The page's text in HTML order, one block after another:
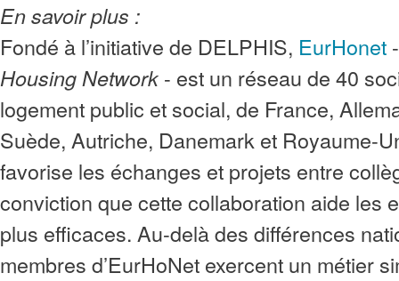
En savoir plus :
Fondé à l’initiative de DELPHIS, EurHonet
Housing Network - est un réseau de 40
logement public et social, de France,
Suède, Autriche, Danemark et Royaume-
favorise les échanges et projets entre
conviction que cette collaboration aide les
plus efficaces. Au-delà des différences
membres d’EurHoNet exercent un métier